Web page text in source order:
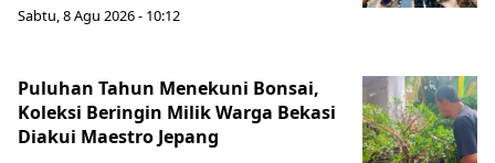
Sabtu, 8 Agu 2026 - 10:12
Puluhan Tahun Menekuni Bonsai,
Koleksi Beringin Milik Warga Bekasi
Diakui Maestro Jepang